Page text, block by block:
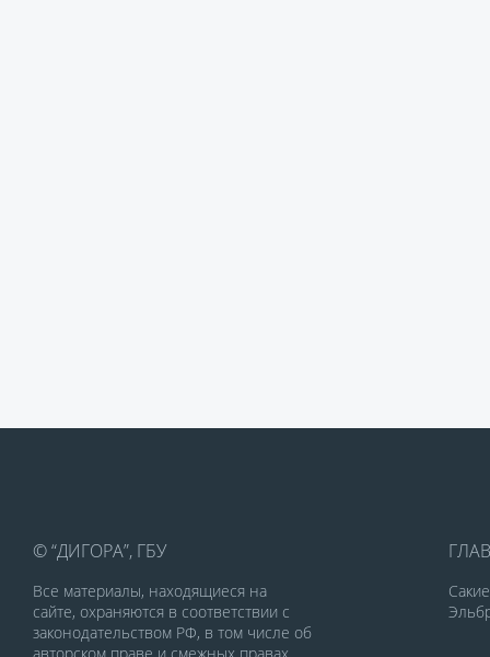
© “ДИГОРА”, ГБУ
Все материалы, находящиеся на
сайте, охраняются в соответствии с
законодательством РФ, в том числе об